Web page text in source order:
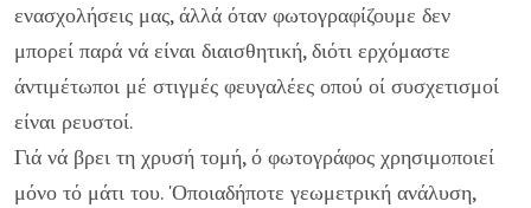
ενασχολήσεις μας, άλλά όταν φωτογραφίζουμε δεν
μπορεί παρά νά είναι διαι­σθητική, διότι ερχόμαστε
άντιμέτωποι μέ στιγμές φευγαλέες οπού οί συσχετισμοί
είναι ρευστοί.
Γιά νά βρει τη χρυσή τομή, ό φωτογράφος χρησιμοποιεί
μόνο τό μάτι του. 'Οποια­δήποτε γεωμετρική ανάλυση,